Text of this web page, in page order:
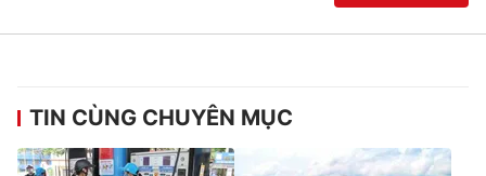
TIN CÙNG CHUYÊN MỤC